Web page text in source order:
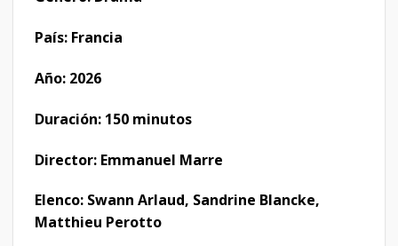
País: Francia
Año: 2026
Duración: 150 minutos
Director: Emmanuel Marre
Elenco: Swann Arlaud, Sandrine Blancke,
Matthieu Perotto